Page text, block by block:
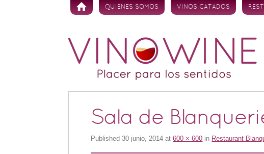
Skip to content
QUIENES SOMOS VINOS CATADOS
Sala de
Published30 junio, 2014 at600 × 600 in Restaurant